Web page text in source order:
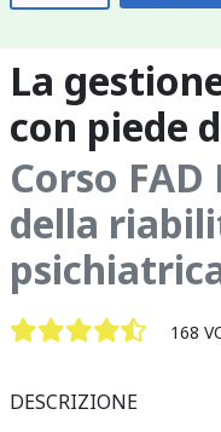
La
con piede
Corso
della
168
DESCRIZIONE